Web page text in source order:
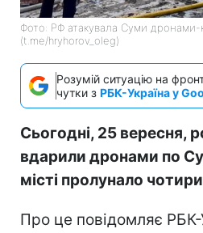
Фото: РФ атакувала Суми дронами-
(t.me/hryhorov_oleg)
Розумій ситуацію на
чутки з РБК-Україна у
Сьогодні, 25 вересня,
вдарили дронами по
місті пролунало
Про це повідомляє РБК-